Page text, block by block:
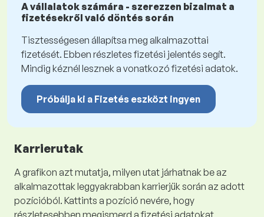
A vállalatok számára - szerezzen bizalmat a
fizetésekről való döntés során
Tisztességesen állapítsa meg alkalmazottai
fizetését. Ebben részletes fizetési jelentés segít.
Mindig kéznél lesznek a vonatkozó fizetési adatok.
Próbálja ki a Fizetés eszközt ingyen
Karrierutak
A grafikon azt mutatja, milyen utat járhatnak be az
alkalmazottak leggyakrabban karrierjük során az adott
pozícióból. Kattints a pozíció nevére, hogy